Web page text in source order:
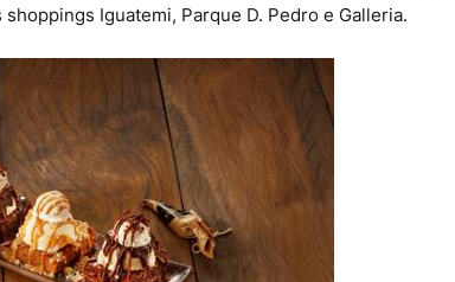
Iguatemi, Parque D. Pedro e Galleria.